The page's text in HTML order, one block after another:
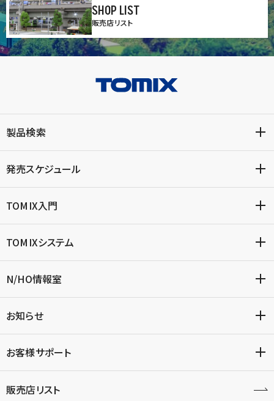
SHOP LIST
販売店リスト
製品検索
発売スケジュール
TOMIX入門
TOMIXシステム
N/HO情報室
お知らせ
お客様サポート
販売店リスト